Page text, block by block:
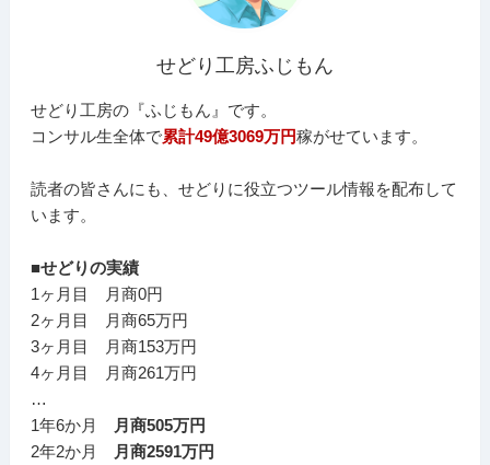
せどり工房ふじもん
せどり工房の『ふじもん』です。
コンサル生全体で累計49億3069万円稼がせています。
読者の皆さんにも、せどりに役立つツール情報を配布して
います。
■せどりの実績
1ヶ月目 月商0円
2ヶ月目 月商65万円
3ヶ月目 月商153万円
4ヶ月目 月商261万円
…
1年6か月
月商505万円
2年2か月
月商2591万円